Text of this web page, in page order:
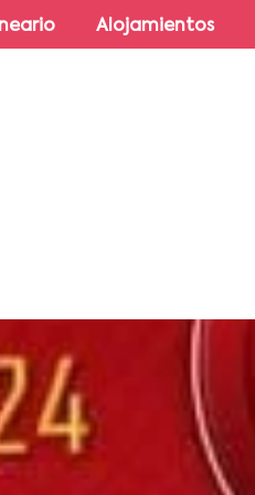
Alojamientos